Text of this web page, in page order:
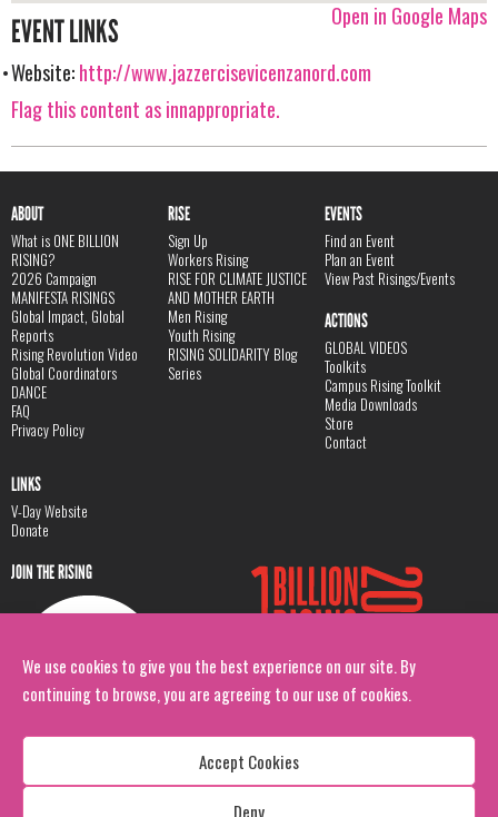
We use cookies to give you the best experience on our site. By
continuing to browse, you are agreeing to our use of cookies.
Accept Cookies
Deny
Open in Google Maps
EVENT LINKS
Website:http://www.jazzercisevicenzanord.com
Flag this content as innappropriate.
ABOUT
What is ONE BILLION
RISING?
2026 Campaign
MANIFESTA RISINGS
Global Impact, Global
Reports
Rising Revolution Video
Global Coordinators
DANCE
FAQ
Privacy Policy
RISE
Sign Up
Workers Rising
RISE FOR CLIMATE JUSTICE
AND MOTHER EARTH
Men Rising
Youth Rising
RISING SOLIDARITY Blog
Series
EVENTS
Find an Event
Plan an Event
View Past Risings/Events
ACTIONS
GLOBAL VIDEOS
Toolkits
Campus Rising Toolkit
Media Downloads
Store
Contact
LINKS
V-Day Website
Donate
JOIN THE RISING